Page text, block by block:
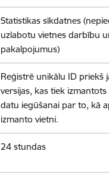
Statistikas sīkdatnes
uzlabotu vietnes darbību
pakalpojumus)
Reģistrē unikālu ID priekš
versijas, kas tiek
datu iegūšanai par to, kā
izmanto vietni.
24 stundas